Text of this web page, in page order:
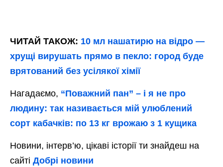
ЧИТАЙ ТАКОЖ: 10 мл нашатирю на відро —
хрущі вирушать прямо в пекло: город буде
врятований без усілякої хімії
Нагадаємо, “Поважний пан” – і я не про
людину: так називається мій улюблений
сорт кабачків: по 13 кг врожаю з 1 кущика
Новини, інтерв’ю, цікаві історії ти знайдеш на
сайті Добрі новини